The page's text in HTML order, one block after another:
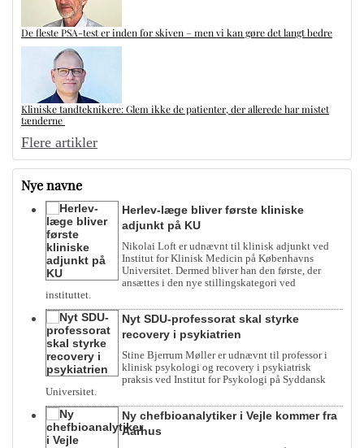
De fleste PSA-test er inden for skiven – men vi kan gøre det langt bedre
Kliniske tandteknikere: Glem ikke de patienter, der allerede har mistet
tænderne
Flere artikler
Nye navne
Herlev-læge bliver første kliniske
adjunkt på KU
Nikolai Loft er udnævnt til klinisk adjunkt ved
Institut for Klinisk Medicin på Københavns
Universitet. Dermed bliver han den første, der
ansættes i den nye stillingskategori ved
instituttet.
Nyt SDU-professorat skal styrke
recovery i psykiatrien
Stine Bjerrum Møller er udnævnt til professor i
klinisk psykologi og recovery i psykiatrisk
praksis ved Institut for Psykologi på Syddansk
Universitet.
Ny chefbioanalytiker i Vejle kommer fra
Aarhus